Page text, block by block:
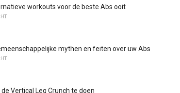
workouts voor de beste Abs ooit
mythen en feiten over uw Abs
de Vertical Leg Crunch te doen